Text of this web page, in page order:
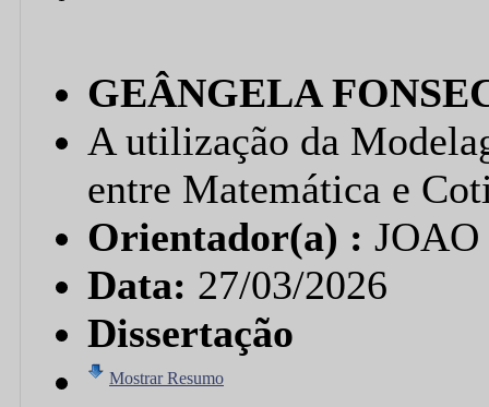
GEÂNGELA
A utilização da
entre Matemática e
Orientador(a) :
Data: 27/03/2026
Dissertação
Mostrar Resumo